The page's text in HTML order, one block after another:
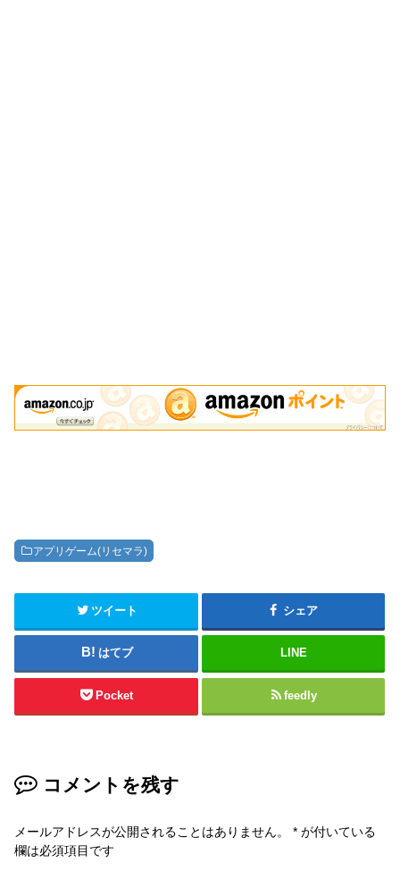
アプリゲーム(リセマラ)
ツイート シェア
はてブ LINE
Pocket feedly
コメントを残す
メールアドレスが公開されることはありません。 * が付いている
欄は必須項目です